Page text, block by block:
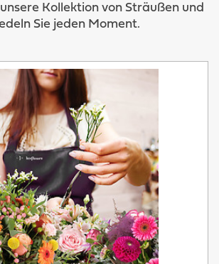
Kollektion von Sträußen und
Sie jeden Moment.